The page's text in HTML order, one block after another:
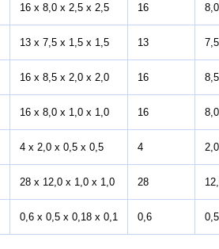
16 x 8,0 x 2,5 x 2,5 16 8,0
13 x 7,5 x 1,5 x 1,5 13 7,5
16 x 8,5 x 2,0 x 2,0 16 8,5
16 x 8,0 x 1,0 x 1,0 16 8,0
4 x 2,0 x 0,5 x 0,5 4 2,0
28 x 12,0 x 1,0 x 1,0 28
0,6 x 0,5 x 0,18 x 0,1 0,6 0,5